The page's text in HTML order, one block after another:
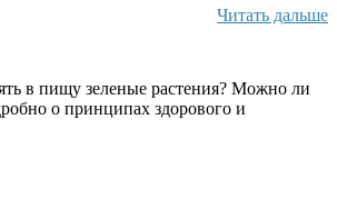
Читать дальше
в пищу зеленые растения? Можно ли
о принципах здорового и